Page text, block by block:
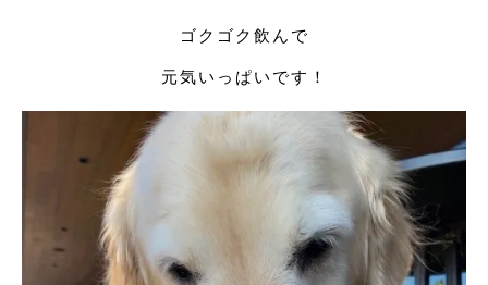
ゴクゴク飲んで
元気いっぱいです！